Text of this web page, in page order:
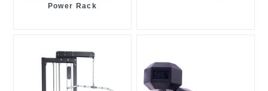
Power Rack